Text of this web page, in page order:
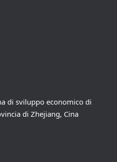
di sviluppo economico di
di Zhejiang, Cina